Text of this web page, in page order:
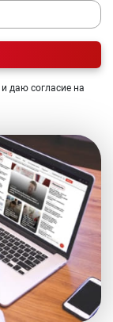
и даю согласие на